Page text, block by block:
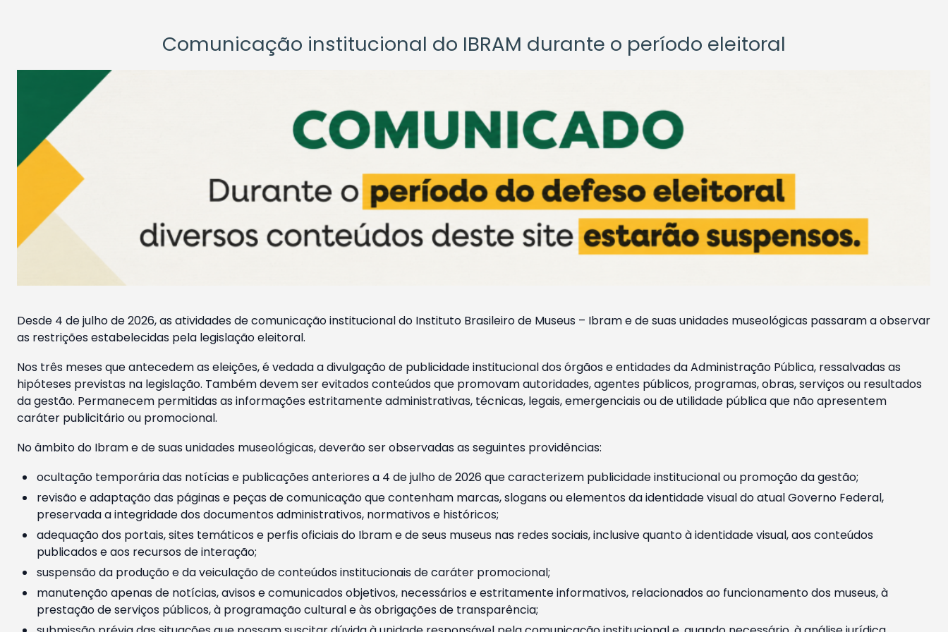
Comunicação institucional do IBRAM durante o período eleitoral
Desde 4 de julho de 2026, as atividades de comunicação institucional do Instituto Brasileiro de Museus – Ibram e de suas unidades museológicas passaram a observar
as restrições estabelecidas pela legislação eleitoral.
Nos três meses que antecedem as eleições, é vedada a divulgação de publicidade institucional dos órgãos e entidades da Administração Pública, ressalvadas as
hipóteses previstas na legislação. Também devem ser evitados conteúdos que promovam autoridades, agentes públicos, programas, obras, serviços ou resultados
da gestão. Permanecem permitidas as informações estritamente administrativas, técnicas, legais, emergenciais ou de utilidade pública que não apresentem
caráter publicitário ou promocional.
No âmbito do Ibram e de suas unidades museológicas, deverão ser observadas as seguintes providências:
ocultação temporária das notícias e publicações anteriores a 4 de julho de 2026 que caracterizem publicidade institucional ou promoção da gestão;
revisão e adaptação das páginas e peças de comunicação que contenham marcas, slogans ou elementos da identidade visual do atual Governo Federal,
preservada a integridade dos documentos administrativos, normativos e históricos;
adequação dos portais, sites temáticos e perfis oficiais do Ibram e de seus museus nas redes sociais, inclusive quanto à identidade visual, aos conteúdos
publicados e aos recursos de interação;
suspensão da produção e da veiculação de conteúdos institucionais de caráter promocional;
manutenção apenas de notícias, avisos e comunicados objetivos, necessários e estritamente informativos, relacionados ao funcionamento dos museus, à
prestação de serviços públicos, à programação cultural e às obrigações de transparência;